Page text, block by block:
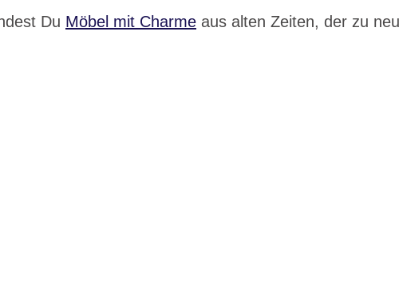
Du Möbel mit Charme aus alten Zeiten, der zu